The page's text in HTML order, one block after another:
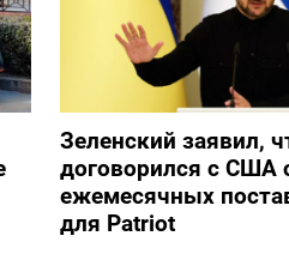
Зеленский заявил,
договорился с США
ежемесячных
для Patriot